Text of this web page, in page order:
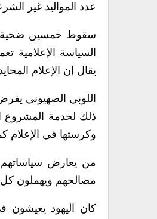
عدد المواليد غير الشرعيين في دولة أوروبية 75% من
سقوط خمسين ضحية لا
السياسة الإعلامية
يقال إن الإعلام
اللوبي الصهيوني
ذلك لخدمة المشروع
وكرستها في الإعلام
من يعارض سياساتهم
مصالحهم ويهملون كل
كان اليهود يعيشون